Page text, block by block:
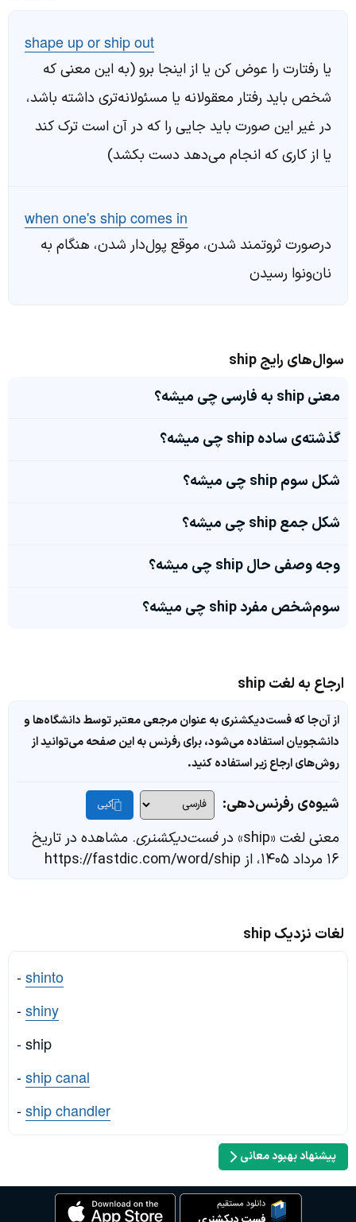
shape up or ship out
یا رفتارت را عوض کن یا از اینجا برو (به این معنی که
شخص باید رفتار معقولانه یا مسئولانه‌تری داشته باشد،
در غیر این صورت باید جایی را که در آن است ترک کند
یا از کاری که انجام می‌دهد دست بکشد)
when one's ship comes in
درصورت ثروتمند شدن، موقع پول‌دار شدن، هنگام به
نان‌ونوا رسیدن
سوال‌های رایج ship
معنی ship به فارسی چی میشه؟
گذشته‌ی ساده ship چی میشه؟
شکل سوم ship چی میشه؟
شکل جمع ship چی میشه؟
وجه وصفی حال ship چی میشه؟
سوم‌شخص مفرد ship چی میشه؟
ارجاع به لغت ship
از آن‌جا که فست‌دیکشنری به عنوان مرجعی معتبر توسط دانشگاه‌ها و
دانشجویان استفاده می‌شود، برای رفرنس به این صفحه می‌توانید از
روش‌های ارجاع زیر استفاده کنید.
شیوه‌ی رفرنس‌دهی: کپی
معنی لغت «ship» در فست‌دیکشنری. مشاهده در تاریخ
۱۶ مرداد ۱۴۰۵، از https://fastdic.com/word/ship
لغات نزدیک ship
-shinto
-shiny
- ship
-ship canal
-ship chandler
پیشنهاد بهبود معانی